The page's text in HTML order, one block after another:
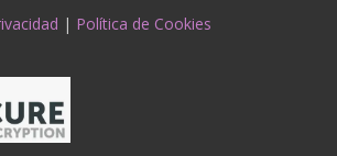
| Política de Cookies